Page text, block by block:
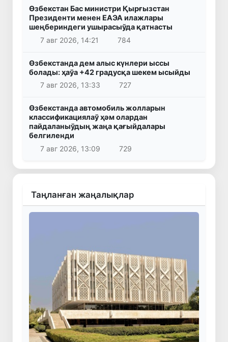
Өзбекстан Бас министри Қырғызстан
Президенти менен ЕАЭА илажлары
шеңбериндеги ушырасыўда қатнасты
7 авг 2026, 14:21
784
Өзбекстанда дем алыс күнлери ыссы
болады: ҳаўа +42 градусқа шекем ысыйды
7 авг 2026, 13:33
727
Өзбекстанда автомобиль жолларын
классификациялаў ҳәм олардан
пайдаланыўдың жаңа қағыйдалары
белгиленди
7 авг 2026, 13:09
729
Таңланған жаңалықлар